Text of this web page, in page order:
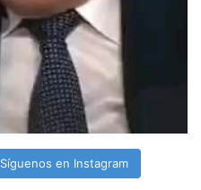
Síguenos en Instagram